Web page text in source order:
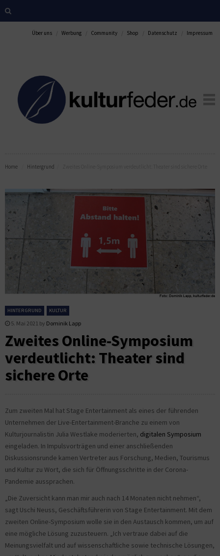
Über uns Werbung Community Shop Datenschutz Impressum
Home Hintergrund Zweites Online-Symposium verdeutlicht: Theater sind sichere Orte
HINTERGRUND KULTUR
5. Mai 2021 by Dominik Lapp
Zweites Online-Symposium
verdeutlicht: Theater sind
sichere Orte
Zum zweiten Mal hat Stage Entertainment als eines der führenden
Unternehmen der Live-Entertainment-Branche zu einem von
Kulturjournalistin Julia Westlake moderierten, digitalen Symposium
eingeladen. In Impulsvorträgen und einer anschließenden
Diskussionsrunde kamen Vertreter aus Forschung, Medien, Tourismus
und Kultur zu Wort, die sich für Öffnungsschritte in der Corona-
Pandemie aussprachen.
„Die Zuversicht kann man mir auch nach 14 Monaten nicht nehmen“,
sagt Uschi Neuss, Geschäftsführerin von Stage Entertainment. Mit dem
zweiten Online-Symposium wolle sie in den Austausch kommen, um auf
eine mögliche Lösung zuzusteuern. „Ich vertraue dabei auf die
Meinungsvielfalt und auf wissenschaftliche sowie technische Lösungen,